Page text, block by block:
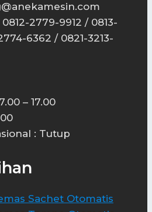
0812-2779-9912 / 0813-
6362 / 0821-3213-
– 17.00
: Tutup
Sachet Otomatis